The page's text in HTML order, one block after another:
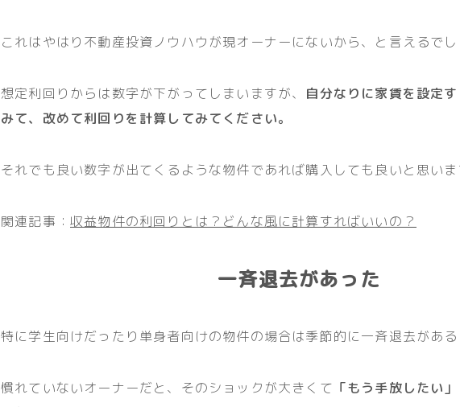
これはやはり不動産投資ノウハウが現オーナーにないから、と言えるでし
想定利回りからは数字が下がってしまいますが、 自分なりに家賃を設定
みて、改めて利回りを計算してみてください。
それでも良い数字が出てくるような物件であれば購入しても良いと思いま
関連記事： 収益物件の利回りとは？どんな風に計算すればいいの？
一斉退去があった
特に学生向けだったり単身者向けの物件の場合は季節的に一斉退去がある
慣れていないオーナーだと、そのショックが大きくて 「もう手放したい」